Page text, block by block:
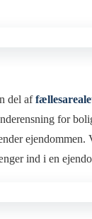
del af
for
ejendommen.
ind i en